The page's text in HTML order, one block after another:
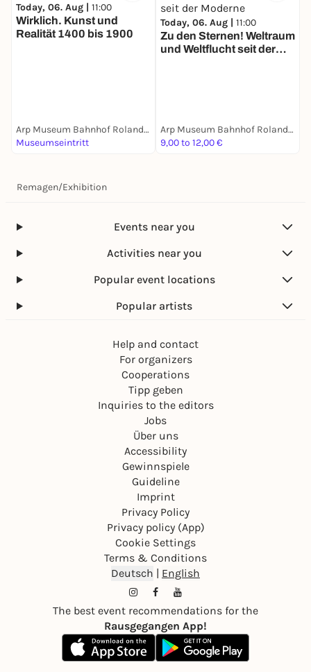
Today, 06. Aug | 11:00
Wirklich. Kunst und
Realität 1400 bis 1900
Arp Museum Bahnhof Rolandseck
Museumseintritt
Today, 06. Aug | 11:00
Zu den Sternen! Weltraum
und Weltflucht seit der
Arp Museum Bahnhof Rolandseck
9,00 to 12,00 €
Remagen/Exhibition
Events near you
Activities near you
Popular event locations
Popular artists
Help and contact
For organizers
Cooperations
Tipp geben
Inquiries to the editors
Jobs
Über uns
Accessibility
Gewinnspiele
Guideline
Imprint
Privacy Policy
Privacy policy (App)
Cookie Settings
Terms & Conditions
Deutsch | English
The best event recommendations for the
Rausgegangen App!